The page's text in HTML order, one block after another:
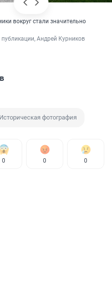
вокруг стали значительно
Андрей Курников
Историческая фотография
0 0 0